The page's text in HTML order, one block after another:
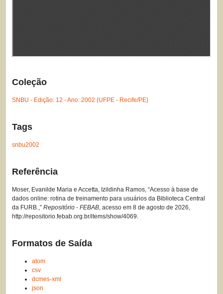
Coleção
SNBU - Edição: 12 - Ano: 2002 (UFPE - Recife/PE)
Tags
snbu2002
Referência
Moser, Evanilde Maria e Accetta, Izildinha Ramos, “Acesso à base de
dados online: rotina de treinamento para usuários da Biblioteca Central
da FURB.,” Repositório - FEBAB, acesso em 8 de agosto de 2026,
http://repositorio.febab.org.br/items/show/4069.
Formatos de Saída
atom
csv
dcmes-xml
json